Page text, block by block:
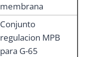
membrana
Conjunto
regulacion MPB
para G-65